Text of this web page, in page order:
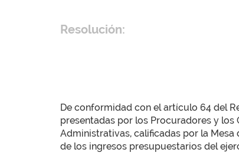
Resolución:
De conformidad con el artículo 64 del
presentadas por los Procuradores y los
Administrativas, calificadas por la
de los ingresos presupuestarios del